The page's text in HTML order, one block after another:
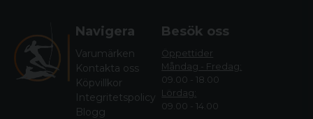
Navigera
Varumärken
Kontakta oss
Köpvillkor
Integritetspolicy
Blogg
Besök oss
Öppettider
Måndag - Fredag:
09.00 - 18.00
Lördag:
09.00 - 14.00